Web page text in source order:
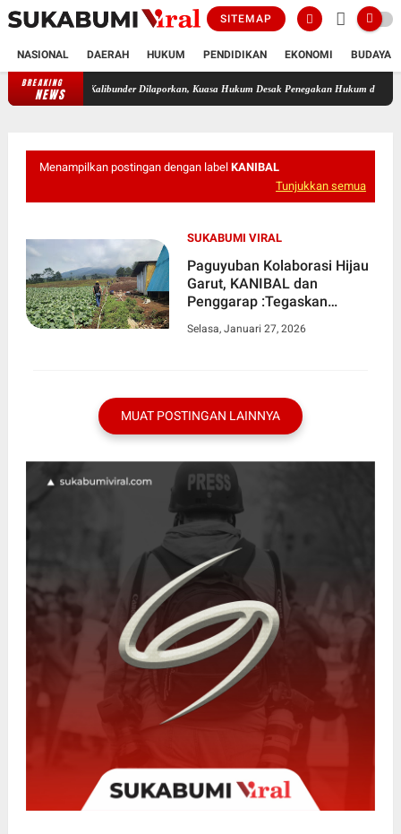
SITEMAP
NASIONAL DAERAH HUKUM PENDIDIKAN EKONOMI BUDAYA
BREAKING
NEWS Diduga Terlibat Perselingkuhan, Oknum Guru ASN di Kalibunder
Menampilkan postingan dengan label KANIBAL
Tunjukkan semua
SUKABUMI VIRAL
Paguyuban Kolaborasi Hijau
Garut, KANIBAL dan
Penggarap :Tegaskan
Eks PMDK
Selasa, Januari 27, 2026
MUAT POSTINGAN LAINNYA